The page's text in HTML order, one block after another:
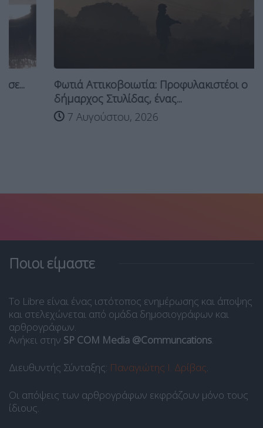
Φωτιά Αττικοβοιωτία: Προφυλακιστέοι ο
δήμαρχος Στυλίδας, ένας...
7 Αυγούστου, 2026
Ποιοι είμαστε
Το Libre είναι ένας ιστότοπος ενημέρωσης και άποψης
και στελεχώνεται από ομάδα δημοσιογράφων και
αρθρογράφων.
Ανήκει στην SP COM Media @Communcations.
Διευθυντής Σύνταξης: Παναγιώτης Ι. Δρίβας.
Οι απόψεις των αρθρογράφων εκφράζουν μόνο τους
ίδιους.